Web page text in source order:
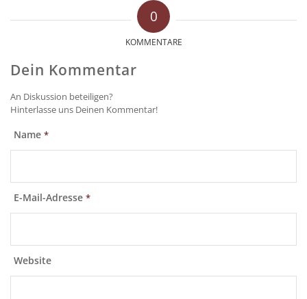
0
KOMMENTARE
Dein Kommentar
An Diskussion beteiligen?
Hinterlasse uns Deinen Kommentar!
Name *
E-Mail-Adresse *
Website